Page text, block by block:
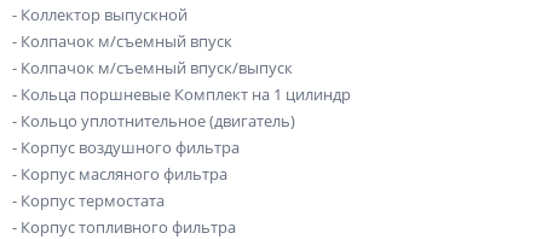
- Коллектор выпускной
- Колпачок м/съемный впуск
- Колпачок м/съемный впуск/выпуск
- Кольца поршневые Комплект на 1 цилиндр
- Кольцо уплотнительное (двигатель)
- Корпус воздушного фильтра
- Корпус масляного фильтра
- Корпус термостата
- Корпус топливного фильтра